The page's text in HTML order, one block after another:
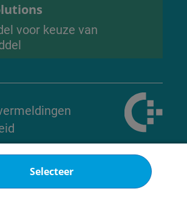
Selecteer
voor keuze van
rechten